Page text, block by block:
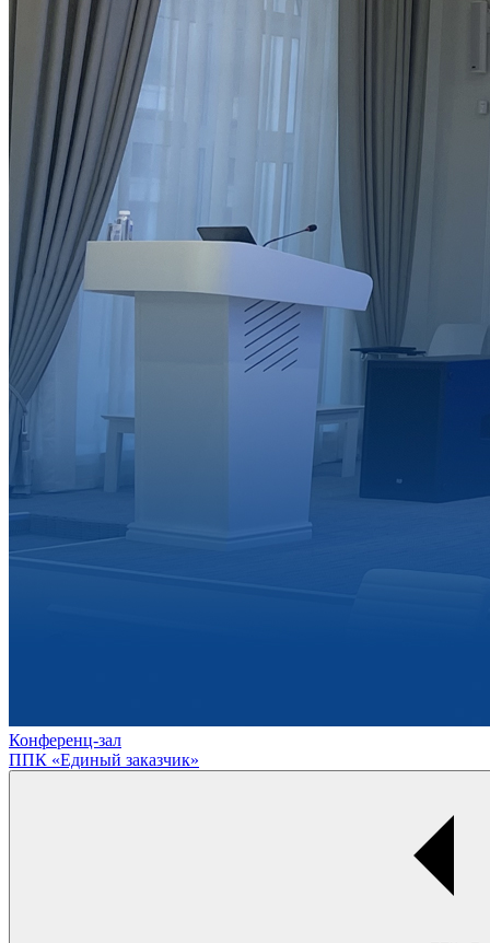
Конференц-зал
ППК «Единый заказчик»